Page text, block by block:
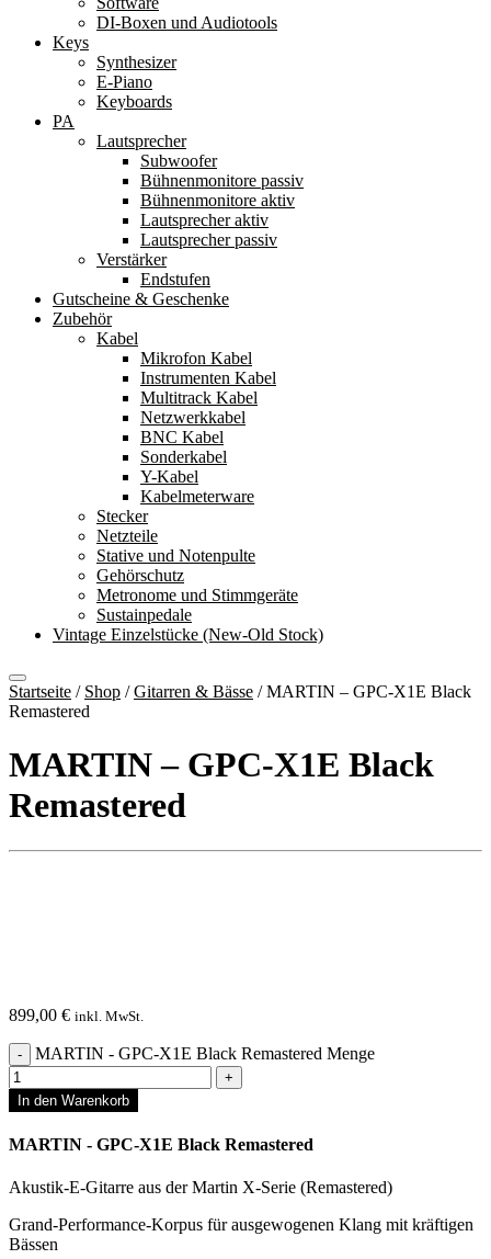
DI-Boxen und Audiotools
Keys
Synthesizer
E-Piano
Keyboards
PA
Lautsprecher
Subwoofer
Bühnenmonitore passiv
Bühnenmonitore aktiv
Lautsprecher aktiv
Lautsprecher passiv
Verstärker
Endstufen
Gutscheine & Geschenke
Zubehör
Kabel
Mikrofon Kabel
Instrumenten Kabel
Multitrack Kabel
Netzwerkkabel
BNC Kabel
Sonderkabel
Y-Kabel
Kabelmeterware
Stecker
Netzteile
Stative und Notenpulte
Gehörschutz
Metronome und Stimmgeräte
Sustainpedale
Vintage Einzelstücke (New-Old Stock)
Startseite / Shop /Gitarren & Bässe /MARTIN – GPC-X1E Black
Remastered
MARTIN – GPC-X1E Black
Remastered
899,00 € inkl. MwSt.
MARTIN - GPC-X1E Black Remastered Menge
In den Warenkorb
MARTIN - GPC-X1E Black Remastered
Akustik-E-Gitarre aus der Martin X-Serie (Remastered)
Grand-Performance-Korpus für ausgewogenen Klang mit kräftigen
Bässen